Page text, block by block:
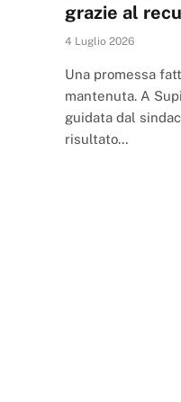
grazie al
4 Luglio 2026
Una promessa
mantenuta. A
guidata dal
risultato…